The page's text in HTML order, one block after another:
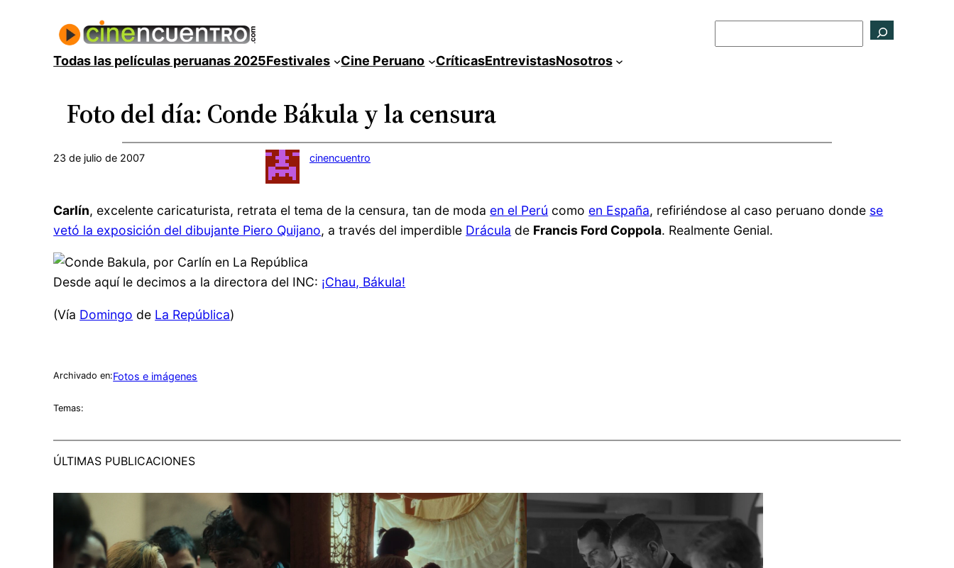
contenidoTodas las películas peruanas 2025Festivales Cine Peruano CríticasEntrevistasNosotros
Foto del día: Conde Bákula y la censura
23 de julio de 2007 cinencuentro
Carlín, excelente caricaturista, retrata el tema de la censura, tan de moda en el Perú como en España, refiriéndose al caso peruano donde se
vetó la exposición del dibujante Piero Quijano, a través del imperdible Drácula de Francis Ford Coppola. Realmente Genial.
Desde aquí le decimos a la directora del INC: ¡Chau, Bákula!
(Vía Domingo de La República)
Archivado en:Fotos e imágenes
Temas:
ÚLTIMAS PUBLICACIONES